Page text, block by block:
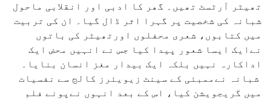
تھیٹر آرٹسٹ تھیں۔ گھر کا ادبی اور انقلابی ماحول
شبانہ کی شخصیت پر گہرا اثر ڈال گیا۔ ان کی تربیت
میں کتابوں، شعری محفلوں اورتھیٹر کی باتوں
نےایک ایسا شعور پیدا کیا جس نے انہیں محض ایک
اداکارہ نہیں بلکہ ایک بیدار مغز انسان بنایا۔
شبانہ نےممبئی کے سینٹ زیویئرز کالج سے نفسیات
میں گریجویشن کیا، اس کے بعد انہوں نےپونے فلم